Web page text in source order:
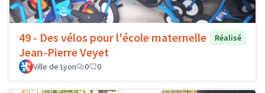
49 - Des vélos pour l'école maternelle
Jean-Pierre Veyet
Réalisé
Ville de Lyon 0 0